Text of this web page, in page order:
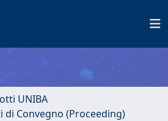
UNIBA
Convegno (Proceeding)